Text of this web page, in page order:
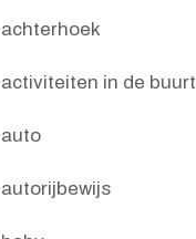
achterhoek
activiteiten in de buurt
auto
autorijbewijs